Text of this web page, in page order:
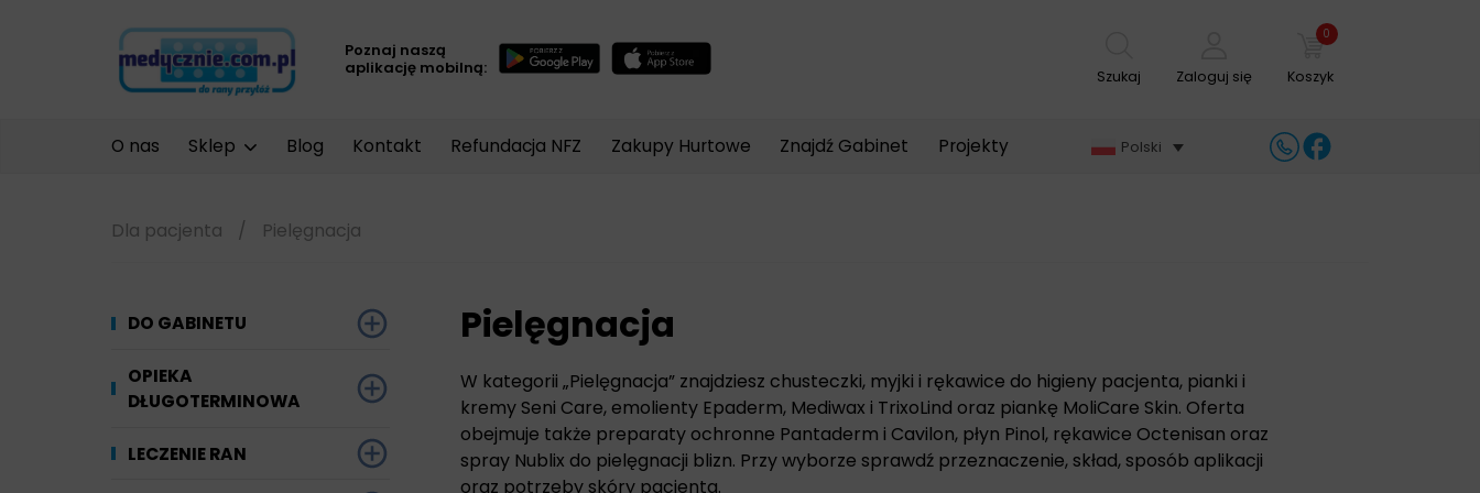
Poznaj naszą
aplikację mobilną:
Szukaj Zaloguj się
0
Koszyk
O nas Sklep Blog Kontakt Refundacja NFZ Zakupy Hurtowe Znajdź Gabinet Projekty Polski
Dla pacjenta / Pielęgnacja
DO GABINETU
Dezynfekcja
OPIEKA
DŁUGOTERMINOWA
Materiały chłonne
LECZENIE RAN
Pielęgnacja
W kategorii „Pielęgnacja” znajdziesz chusteczki, myjki i rękawice do higieny pacjenta, pianki i
kremy Seni Care, emolienty Epaderm, Mediwax i TrixoLind oraz piankę MoliCare Skin. Oferta
obejmuje także preparaty ochronne Pantaderm i Cavilon, płyn Pinol, rękawice Octenisan oraz
spray Nublix do pielęgnacji blizn. Przy wyborze sprawdź przeznaczenie, skład, sposób aplikacji
oraz potrzeby skóry pacjenta.